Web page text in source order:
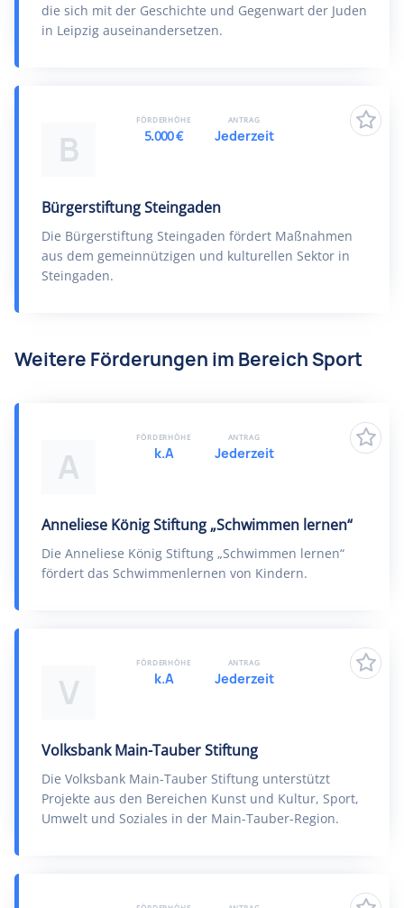
die sich mit der Geschichte und Gegenwart der Juden
in Leipzig auseinandersetzen.
B
Bürgerstiftung Steingaden
Die Bürgerstiftung Steingaden fördert Maßnahmen
aus dem gemeinnützigen und kulturellen Sektor in
Steingaden.
FÖRDERHÖHE
5.000 €
ANTRAG
Jederzeit
Weitere Förderungen im Bereich Sport
A
Anneliese König Stiftung „Schwimmen lernen“
Die Anneliese König Stiftung „Schwimmen lernen“
fördert das Schwimmenlernen von Kindern.
FÖRDERHÖHE
k.A
ANTRAG
Jederzeit
V
Volksbank Main-Tauber Stiftung
Die Volksbank Main-Tauber Stiftung unterstützt
Projekte aus den Bereichen Kunst und Kultur, Sport,
Umwelt und Soziales in der Main-Tauber-Region.
FÖRDERHÖHE
k.A
ANTRAG
Jederzeit